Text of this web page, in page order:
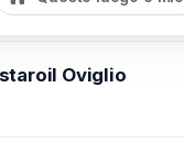
Oviglio